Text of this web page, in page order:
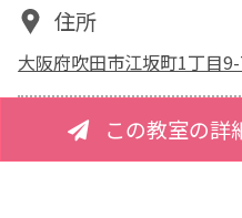
住所
大阪府吹田市江坂町1丁目
この教室の詳